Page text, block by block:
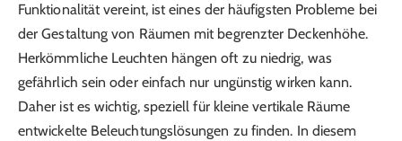
Funktionalität vereint, ist eines der häufigsten Probleme bei
der Gestaltung von Räumen mit begrenzter Deckenhöhe.
Herkömmliche Leuchten hängen oft zu niedrig, was
gefährlich sein oder einfach nur ungünstig wirken kann.
Daher ist es wichtig, speziell für kleine vertikale Räume
entwickelte Beleuchtungslösungen zu finden. In diesem